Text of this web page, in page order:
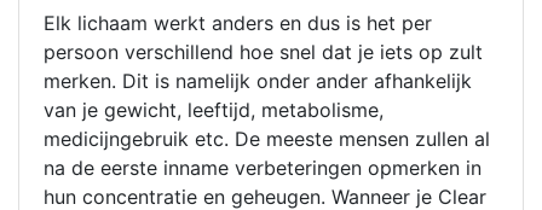
Elk lichaam werkt anders en dus is het per
persoon verschillend hoe snel dat je iets op zult
merken. Dit is namelijk onder ander afhankelijk
van je gewicht, leeftijd, metabolisme,
medicijngebruik etc. De meeste mensen zullen al
na de eerste inname verbeteringen opmerken in
hun concentratie en geheugen. Wanneer je Clear